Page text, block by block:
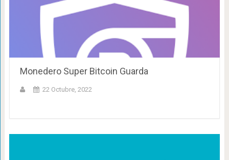
Monedero Super Bitcoin Guarda
22 Octubre, 2022